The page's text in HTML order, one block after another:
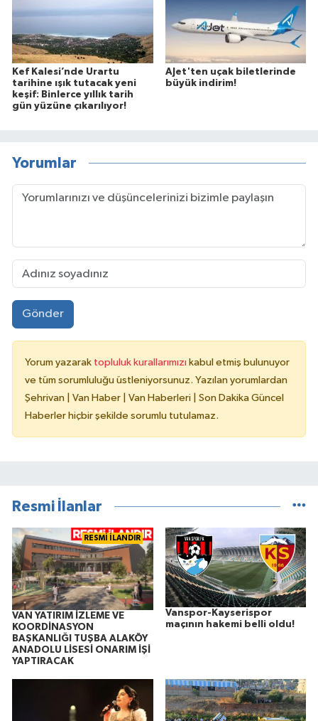
Kef Kalesi’nde Urartu
tarihine ışık tutacak yeni
keşif: Binlerce yıllık tarih
gün yüzüne çıkarılıyor!
AJet'ten uçak biletlerinde
büyük indirim!
Yorumlar
Gönder
Yorum yazarak topluluk kurallarımızı kabul etmiş bulunuyor
ve tüm sorumluluğu üstleniyorsunuz. Yazılan yorumlardan
Şehrivan | Van Haber | Van Haberleri | Son Dakika Güncel
Haberler hiçbir şekilde sorumlu tutulamaz.
Resmi İlanlar
RESMİ İLANDIR
VAN YATIRIM İZLEME VE
KOORDİNASYON
BAŞKANLIĞI TUŞBA ALAKÖY
ANADOLU LİSESİ ONARIM İŞİ
YAPTIRACAK
Vanspor-Kayserispor
maçının hakemi belli oldu!